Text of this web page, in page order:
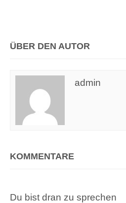
ÜBER DEN AUTOR
admin
KOMMENTARE
Du bist dran zu sprechen